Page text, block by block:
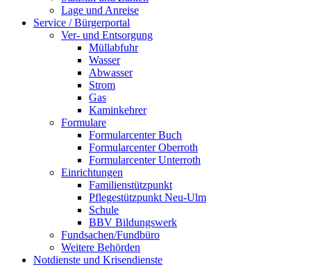
Lage und Anreise
Service / Bürgerportal
Ver- und Entsorgung
Müllabfuhr
Wasser
Abwasser
Strom
Gas
Kaminkehrer
Formulare
Formularcenter Buch
Formularcenter Oberroth
Formularcenter Unterroth
Einrichtungen
Familienstützpunkt
Pflegestützpunkt Neu-Ulm
Schule
BBV Bildungswerk
Fundsachen/Fundbüro
Weitere Behörden
Notdienste und Krisendienste